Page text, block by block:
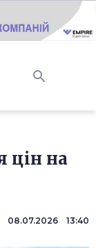
цін на
08.07.2026 13:40